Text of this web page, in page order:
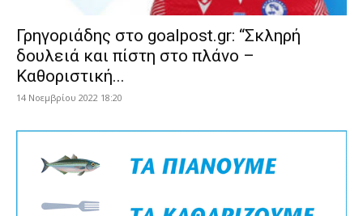
Γρηγοριάδης στο goalpost.gr: “Σκληρή
δουλειά και πίστη στο πλάνο –
Καθοριστική...
14 Νοεμβρίου 2022 18:20